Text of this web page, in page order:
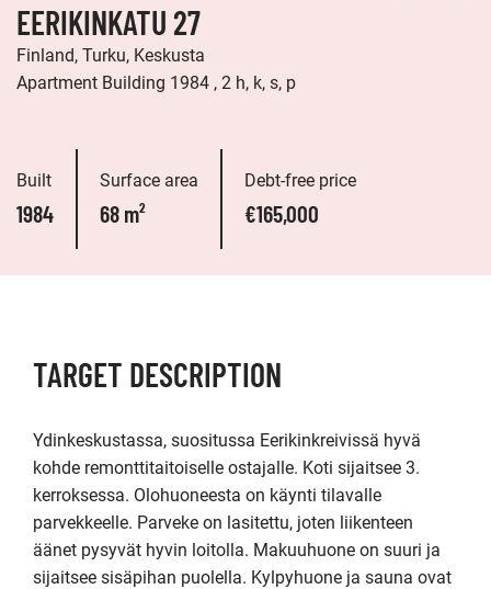
EERIKINKATU 27
Finland, Turku, Keskusta
Apartment Building 1984 , 2 h, k, s, p
Built
1984
Surface area
68 m²
Debt-free price
€165,000
TARGET DESCRIPTION
Ydinkeskustassa, suositussa Eerikinkreivissä hyvä
kohde remonttitaitoiselle ostajalle. Koti sijaitsee 3.
kerroksessa. Olohuoneesta on käynti tilavalle
parvekkeelle. Parveke on lasitettu, joten liikenteen
äänet pysyvät hyvin loitolla. Makuuhuone on suuri ja
sijaitsee sisäpihan puolella. Kylpyhuone ja sauna ovat